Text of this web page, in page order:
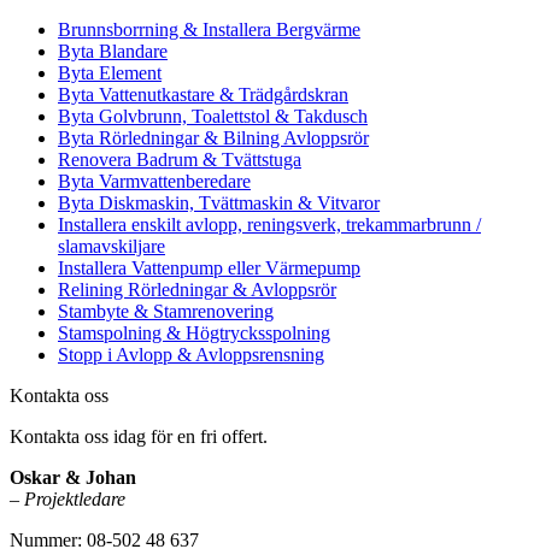
Brunnsborrning & Installera Bergvärme
Byta Blandare
Byta Element
Byta Vattenutkastare & Trädgårdskran
Byta Golvbrunn, Toalettstol & Takdusch
Byta Rörledningar & Bilning Avloppsrör
Renovera Badrum & Tvättstuga
Byta Varmvattenberedare
Byta Diskmaskin, Tvättmaskin & Vitvaror
Installera enskilt avlopp, reningsverk, trekammarbrunn /
slamavskiljare
Installera Vattenpump eller Värmepump
Relining Rörledningar & Avloppsrör
Stambyte & Stamrenovering
Stamspolning & Högtrycksspolning
Stopp i Avlopp & Avloppsrensning
Kontakta oss
Kontakta oss idag för en fri offert.
Oskar & Johan
– Projektledare
Nummer: 08-502 48 637